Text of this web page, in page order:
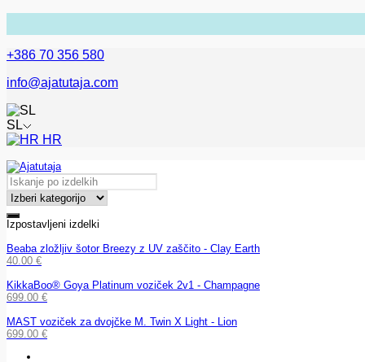
+386 70 356 580
info@ajatutaja.com
SL
HR
Izpostavljeni izdelki
Beaba zložljiv šotor Breezy z UV zaščito - Clay Earth
40.00 €
KikkaBoo® Goya Platinum voziček 2v1 - Champagne
699.00 €
MAST voziček za dvojčke M. Twin X Light - Lion
699.00 €